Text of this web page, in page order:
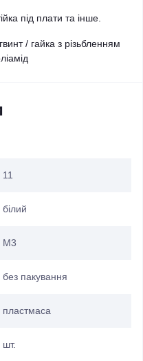
під плати та інше.
/ гайка з різьбленням
11
білий
М3
без пакування
пластмаса
шт.